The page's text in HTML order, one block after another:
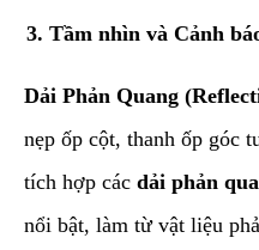
​3. Tầm nhìn và Cảnh
Dải Phản Quang
nẹp ốp cột, thanh ốp góc
tích hợp các dải phản
nổi bật, làm từ vật liệu